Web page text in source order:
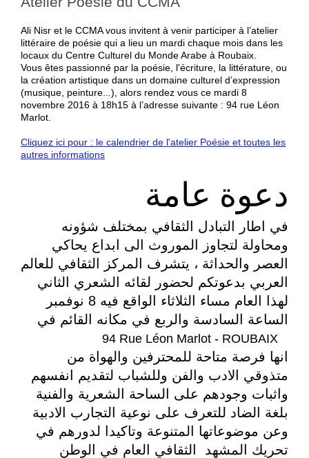
Ali Nisr et le CCMA vous invitent à venir participer à l’atelier
littéraire de poésie qui a lieu un mardi chaque mois dans les
locaux du Centre Culturel du Monde Arabe à Roubaix.
Vous êtes passionné par la poésie, l'écriture, la littérature, ou
la création artistique dans un domaine culturel d’expression
(musique, peinture...), alors rendez vous ce mardi 8
novembre 2016 à 18h15 à l’adresse suivante : 94 rue Léon
Marlot.
Cliquez ici pour : le calendrier de l'atelier Poésie et toutes les
autres informations
دعوة عامة
في اطار التبادل الثقافي بمختلف شؤونه
ومحاولة لتجاوز الموروث الى ابداع يحاكي
العصر والحداثة ، يتشرف المركز الثقافي للعالم
العربي بدعوتكم لحضور لقائه الشعري الثاني
لهذا العام مساء الثلاثاء الواقع فيه 8 نوفمبر
الساعة السادسة والربع في مكانه القائم في
94 Rue Léon Marlot - ROUBAIX
انها فرصة متاحة للمحترفين والهواة من
متذوقي الادب والفن وللشباب لتقديم انفسهم
واثبات وجودهم على الساحة الشعرية والفنية
بلغة الضاد للتعرف على نوعية التجارب الادبية
وعن موضوعاتها المتنوعة وتاكيدا لدورهم في
تحريك المشهد الثقافي العام في الوطن